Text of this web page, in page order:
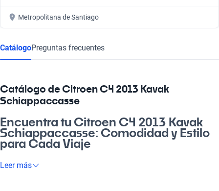
Metropolitana de Santiago
CatálogoPreguntas frecuentes
Catálogo de Citroen C4 2013 Kavak
Schiappaccasse
Encuentra tu Citroen C4 2013 Kavak
Schiappaccasse: Comodidad y Estilo
para Cada Viaje
¿Buscai un auto que te acompañe en cada aventura de tu vida
Leer más